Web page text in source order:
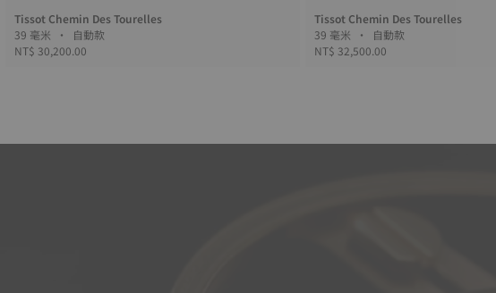
Tissot Chemin Des Tourelles
39 毫米 • 自動款
NT$ 30,200.00
Tissot Chemin Des Tourelles
39 毫米 • 自動款
NT$ 32,500.00